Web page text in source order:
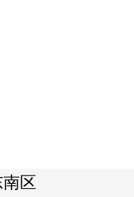
南区